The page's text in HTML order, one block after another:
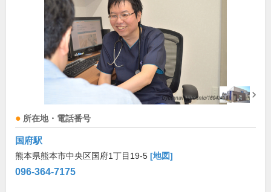
所在地・電話番号
国府駅
熊本県熊本市中央区国府1丁目19-5 [地図]
096-364-7175